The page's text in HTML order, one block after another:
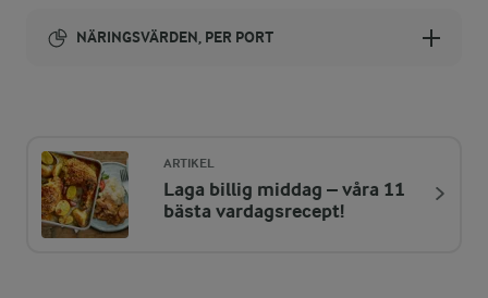
NÄRINGSVÄRDEN, PER PORT
ENERGIDISTRIBUTION %
NÄRINGSVÄRDEN PER PORT
ARTIKEL
Laga billig middag – våra 11
bästa vardagsrecept!